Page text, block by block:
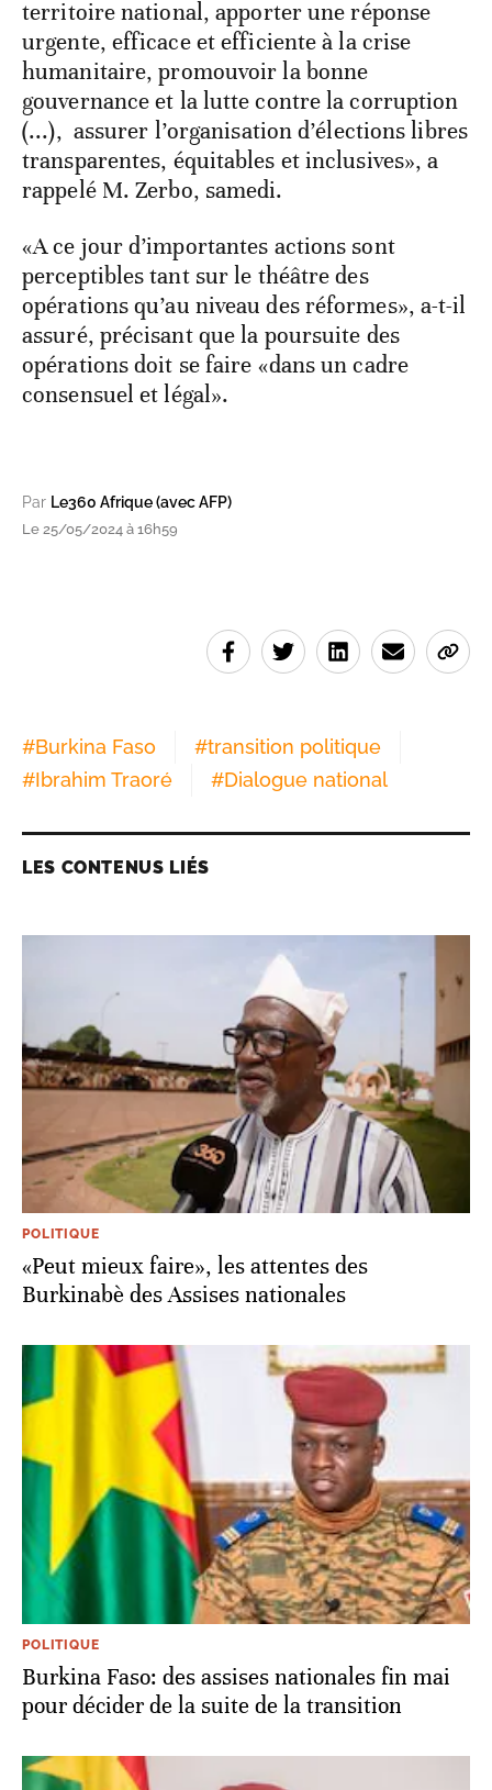
territoire national, apporter une réponse
urgente, efficace et efficiente à la crise
humanitaire, promouvoir la bonne
gouvernance et la lutte contre la corruption
(...), assurer l’organisation d’élections libres
transparentes, équitables et inclusives», a
rappelé M. Zerbo, samedi.
«A ce jour d’importantes actions sont
perceptibles tant sur le théâtre des
opérations qu’au niveau des réformes», a-t-il
assuré, précisant que la poursuite des
opérations doit se faire «dans un cadre
consensuel et légal».
Par Le360 Afrique (avec AFP)
Le 25/05/2024 à 16h59
#Burkina Faso #transition politique
#Ibrahim Traoré #Dialogue national
LES CONTENUS LIÉS
POLITIQUE
«Peut mieux faire», les attentes des
Burkinabè des Assises nationales
POLITIQUE
Burkina Faso: des assises nationales fin mai
pour décider de la suite de la transition